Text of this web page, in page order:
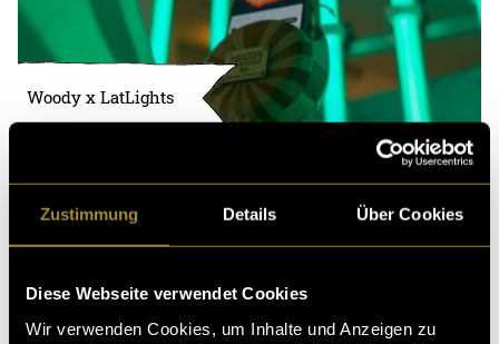
Zustimmung Details Über Cookies
Diese Webseite verwendet Cookies
Wir verwenden Cookies, um Inhalte und Anzeigen zu
Woody x LatLights